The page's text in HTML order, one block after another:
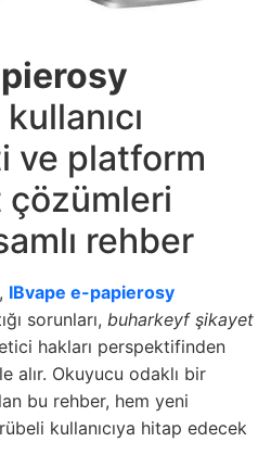
ve platform
çözümleri
rehber
IBvape e-papierosy
sorunları, buharkeyf şikayet
hakları perspektifinden
alır. Okuyucu odaklı bir
bu rehber, hem yeni
kullanıcıya hitap edecek